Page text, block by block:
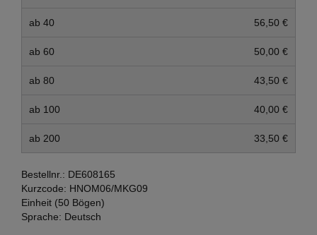
ab 40 56,50 €
ab 60 50,00 €
ab 80 43,50 €
ab 100 40,00 €
ab 200 33,50 €
Bestellnr.: DE608165
Kurzcode: HNOM06/MKG09
Einheit (50 Bögen)
Sprache: Deutsch